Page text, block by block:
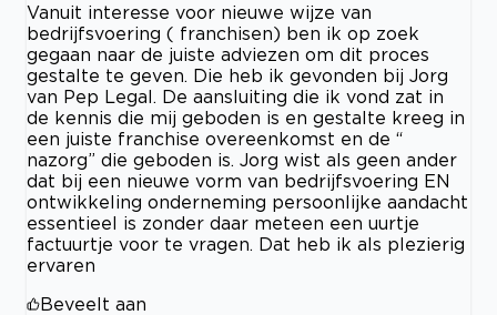
Vanuit interesse voor nieuwe wijze van
bedrijfsvoering ( franchisen) ben ik op zoek
gegaan naar de juiste adviezen om dit proces
gestalte te geven. Die heb ik gevonden bij Jorg
van Pep Legal. De aansluiting die ik vond zat in
de kennis die mij geboden is en gestalte kreeg in
een juiste franchise overeenkomst en de “
nazorg” die geboden is. Jorg wist als geen ander
dat bij een nieuwe vorm van bedrijfsvoering EN
ontwikkeling onderneming persoonlijke aandacht
essentieel is zonder daar meteen een uurtje
factuurtje voor te vragen. Dat heb ik als plezierig
ervaren
Beveelt aan